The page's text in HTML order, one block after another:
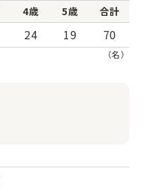
4歳 5歳 合計
24 19 70
（名）